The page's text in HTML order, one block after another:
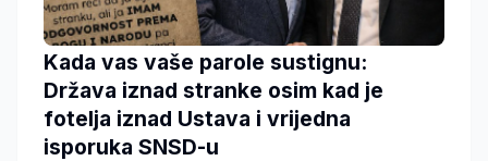
Kada vas vaše parole sustignu:
Država iznad stranke osim kad je
fotelja iznad Ustava i vrijedna
isporuka SNSD-u